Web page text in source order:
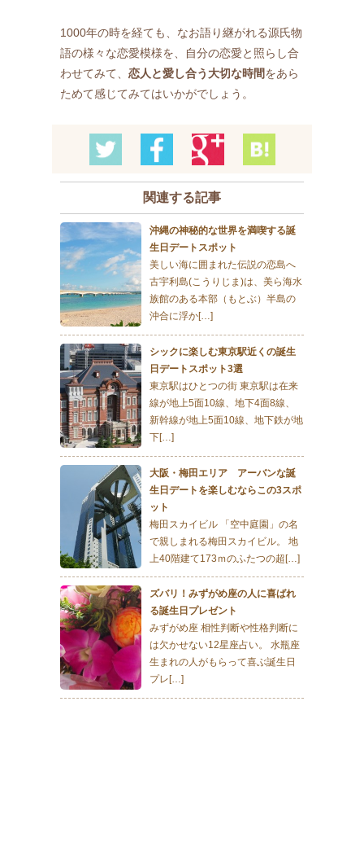
1000年の時を経ても、なお語り継がれる源氏物
語の様々な恋愛模様を、自分の恋愛と照らし合
わせてみて、 恋人と愛し合う大切な時間をあら
ためて感じてみてはいかがでしょう。
関連する記事
沖縄の神秘的な世界を満喫する誕
生日デートスポット
美しい海に囲まれた伝説の恋島へ
古宇利島(こうりじま)は、美ら海水
族館のある本部（もとぶ）半島の
沖合に浮か[…]
シックに楽しむ東京駅近くの誕生
日デートスポット3選
東京駅はひとつの街 東京駅は在来
線が地上5面10線、地下4面8線、
新幹線が地上5面10線、地下鉄が地
下[…]
大阪・梅田エリア アーバンな誕
生日デートを楽しむならこの3スポ
ット
梅田スカイビル 「空中庭園」の名
で親しまれる梅田スカイビル。 地
上40階建て173ｍのふたつの超[…]
ズバリ！みずがめ座の人に喜ばれ
る誕生日プレゼント
みずがめ座 相性判断や性格判断に
は欠かせない12星座占い。 水瓶座
生まれの人がもらって喜ぶ誕生日
プレ[…]